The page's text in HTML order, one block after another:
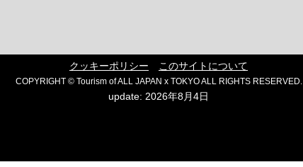
クッキーポリシー このサイトについて
COPYRIGHT © Tourism of ALL JAPAN x TOKYO ALL RIGHTS RESERVED.
update: 2026年8月4日